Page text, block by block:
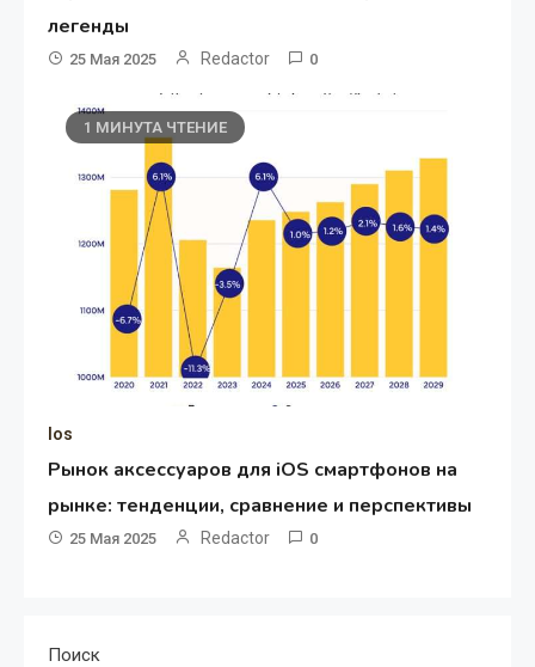
легенды
25 Мая 2025 Redactor 0
1 МИНУТА ЧТЕНИЕ
Ios
Рынок аксессуаров для iOS смартфонов на
рынке: тенденции, сравнение и перспективы
25 Мая 2025 Redactor 0
Поиск